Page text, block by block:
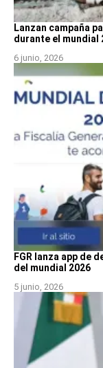
Lanzan campaña
durante el mundial
6 junio, 2026
FGR lanza app de
del mundial 2026
5 junio, 2026